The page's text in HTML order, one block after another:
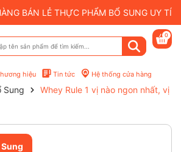
BÁN LẺ THỰC PHẨM BỔ SUNG UY
hiệu Tin tức Hệ thống cửa hàng
0
Sung
Whey Rule 1 vị nào ngon nhất, vị